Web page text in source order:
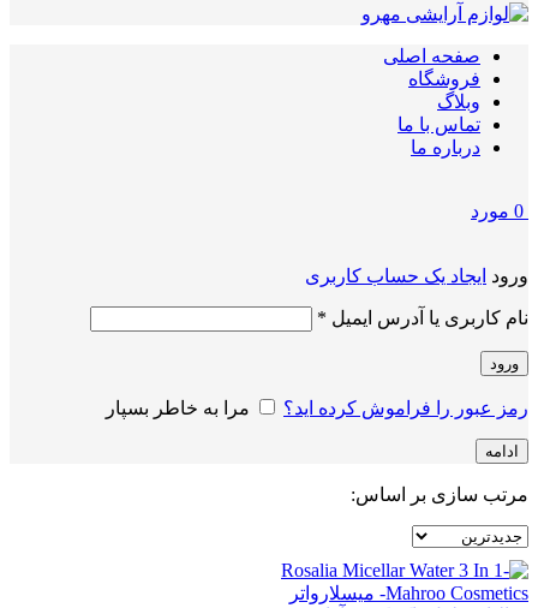
صفحه اصلی
فروشگاه
وبلاگ
تماس با ما
درباره ما
0 مورد
ورود ایجاد یک حساب کاربری
نام کاربری یا آدرس ایمیل *
ورود
رمز عبور را فراموش کرده اید؟ مرا به خاطر بسپار
ادامه
مرتب سازی بر اساس: